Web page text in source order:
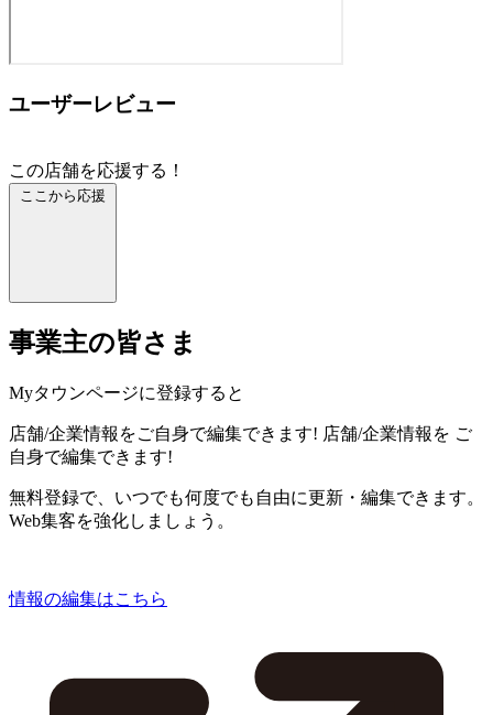
ユーザーレビュー
この店舗を応援する！
ここから応援
事業主の皆さま
Myタウンページに登録すると
店舗/企業情報をご自身で編集できます! 店舗/企業情報を ご
自身で編集できます!
無料登録で、いつでも何度でも自由に更新・編集できます。
Web集客を強化しましょう。
情報の編集はこちら